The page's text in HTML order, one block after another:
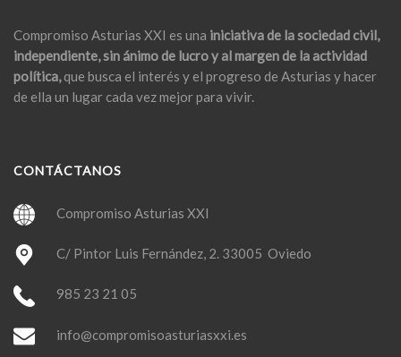
Compromiso Asturias XXI es una iniciativa de la sociedad civil,
independiente, sin ánimo de lucro y al margen de la actividad
política,que busca el interés y el progreso de Asturias y hacer
de ella un lugar cada vez mejor para vivir.
CONTÁCTANOS
Compromiso Asturias XXI
C/ Pintor Luis Fernández, 2. 33005 Oviedo
985 23 21 05
info@compromisoasturiasxxi.es